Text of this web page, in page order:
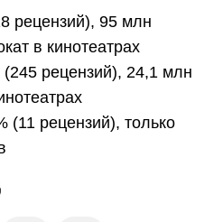
рецензий), 95 млн
в кинотеатрах
(245 рецензий), 24,1 млн
(11 рецензий), только